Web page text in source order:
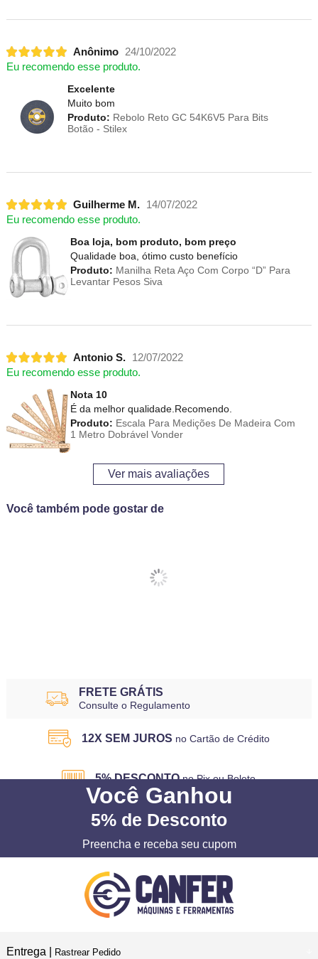
Anônimo
24/10/2022
Eu recomendo esse produto.
Excelente
Muito bom
Produto: Rebolo Reto GC 54K6V5 Para Bits
Botão - Stilex
Guilherme M.
14/07/2022
Eu recomendo esse produto.
Boa loja, bom produto, bom preço
Qualidade boa, ótimo custo benefício
Produto: Manilha Reta Aço Com Corpo “D” Para
Levantar Pesos Siva
Antonio S.
12/07/2022
Eu recomendo esse produto.
Nota 10
É da melhor qualidade.Recomendo.
Produto: Escala Para Medições De Madeira Com
1 Metro Dobrável Vonder
Ver mais avaliações
Você também pode gostar de
FRETE GRÁTIS
Consulte o Regulamento
12X SEM JUROS no Cartão de Crédito
5% DESCONTO no Pix ou Boleto
Você Ganhou
5% de Desconto
Preencha e receba seu cupom
Entrega | Rastrear Pedido